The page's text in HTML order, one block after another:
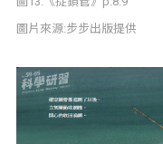
圖片來源:步步出版提供